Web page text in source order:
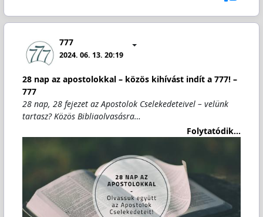
777
2024. 06. 13. 20:19
28 nap az apostolokkal – közös kihívást indít a 777! –
777
28 nap, 28 fejezet az Apostolok Cselekedeteivel – velünk
tartasz? Közös Bibliaolvasásra…
Folytatódik...